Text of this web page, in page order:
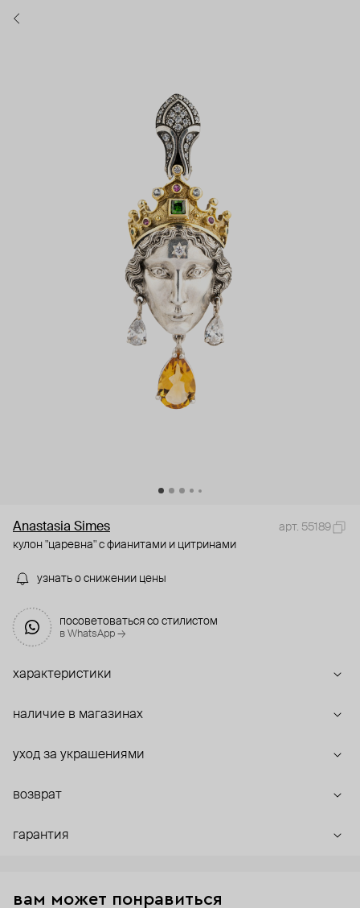
Anastasia Simes
арт. 55189
кулон "царевна" с фианитами и цитринами
узнать о снижении цены
посоветоваться со стилистом
в WhatsApp →
характеристики
наличие в магазинах
уход за украшениями
возврат
гарантия
вам может понравиться